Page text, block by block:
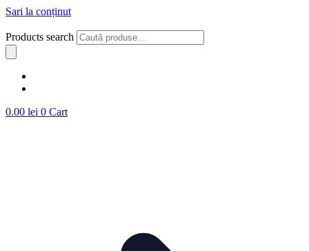
Sari la conținut
Products search
0.00 lei 0 Cart